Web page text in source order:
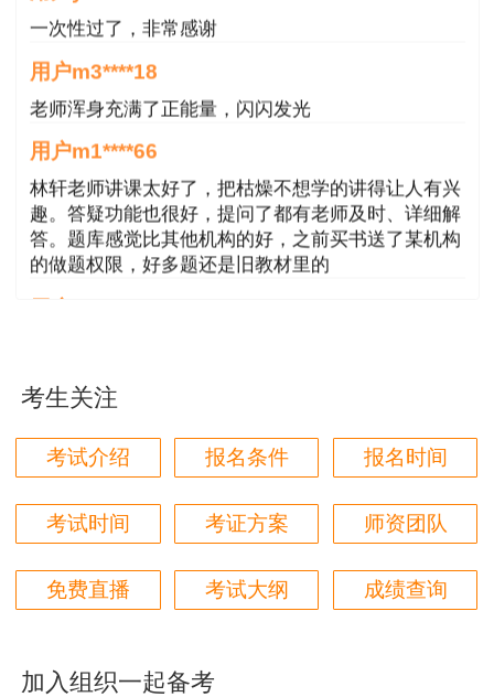
用户m3****18
用户m1****66
林轩老师讲课太好了，把枯燥不想学的讲得让人有兴
趣。答疑功能也很好，提问了都有老师及时、详细解
答。题库感觉比其他机构的好，之前买书送了某机构
的做题权限，好多题还是旧教材里的
用户m2****68
林轩老师讲得好，复杂的知识讲的深入浅出，能够听
得懂。简答题总结的也很到位。
用户m4****68
本门课程老师讲的很细致，每个章节都讲到位了。特
别是财务评价那个章节，深入浅出，强化训练，效果
很好。
用户m5****88
听他的课过的！
考生关注
考试介绍 报名条件 报名时间
考试时间 考证方案 师资团队
免费直播 考试大纲 成绩查询
加入组织一起备考